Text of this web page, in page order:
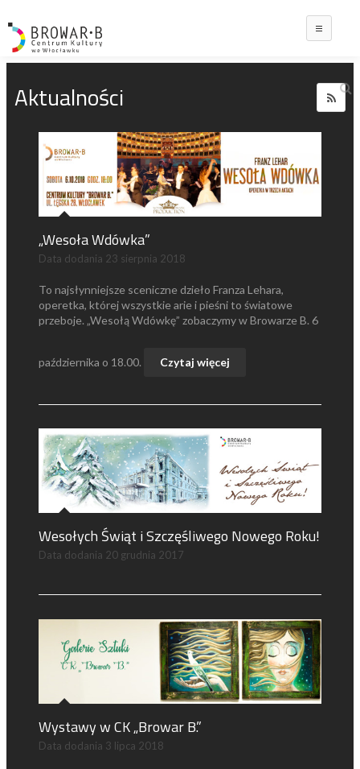
Aktualności
„Wesoła Wdówka”
Data dodania 23 sierpnia 2018
To najsłynniejsze sceniczne dzieło Franza Lehara,
operetka, której wszystkie arie i pieśni to światowe
przeboje. „Wesołą Wdówkę” zobaczymy w Browarze B. 6
października o 18.00. Czytaj więcej
Wesołych Świąt i Szczęśliwego Nowego Roku!
Data dodania 20 grudnia 2017
Wystawy w CK „Browar B.”
Data dodania 3 lipca 2018